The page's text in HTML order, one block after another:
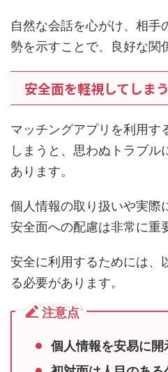
勢を示すことで、良好な関
安全面を軽視してしま
マッチングアプリを利用す
しまうと、思わぬトラブル
あります。
安全面への配慮は非常に重
る必要があります。
注意点
初対面は人目のある